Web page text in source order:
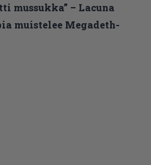
mussukka” – Lacuna
muistelee Megadeth-